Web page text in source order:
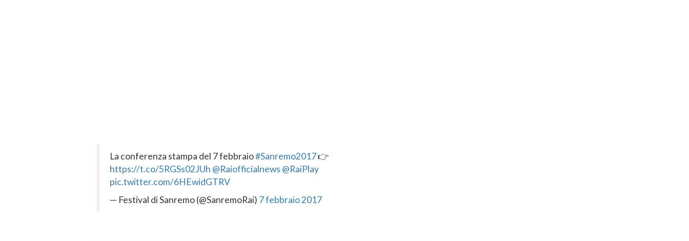
La conferenza stampa del 7 febbraio#Sanremo2017👉
https://t.co/5RGSs02JUh @Raiofficialnews @RaiPlay
pic.twitter.com/6HEwidGTRV
— Festival di Sanremo (@SanremoRai) 7 febbraio 2017